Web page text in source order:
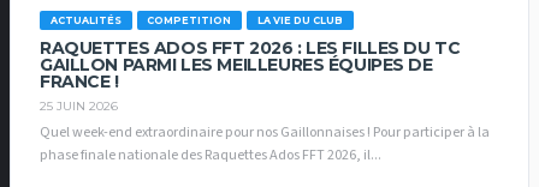
ACTUALITÉS COMPETITION LA VIE DU CLUB
RAQUETTES ADOS FFT 2026 : LES FILLES DU TC
GAILLON PARMI LES MEILLEURES ÉQUIPES DE
FRANCE !
25 JUIN 2026
Quel week-end extraordinaire pour nos Gaillonnaises ! Pour participer à la
phase finale nationale des Raquettes Ados FFT 2026, il...